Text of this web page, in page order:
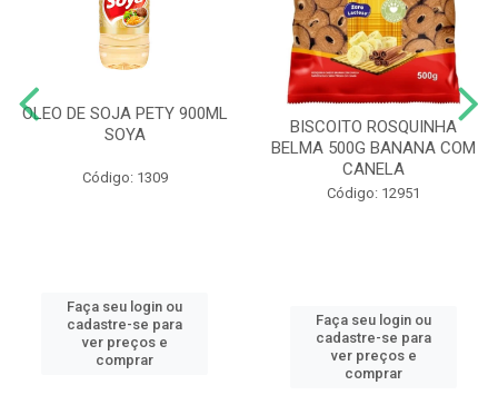
OLEO DE SOJA PETY 900ML
SOYA
Código: 1309
Faça seu login ou
cadastre-se para
ver preços e
comprar
BISCOITO ROSQUINHA
BELMA 500G BANANA COM
CANELA
Código: 12951
Faça seu login ou
cadastre-se para
ver preços e
comprar